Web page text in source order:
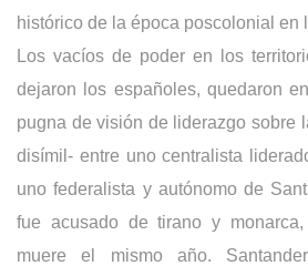
histórico de la época poscolonial en
Los vacíos de poder en los
dejaron los españoles, quedaron
pugna de visión de liderazgo sobre
disímil- entre uno centralista
uno federalista y autónomo de
fue acusado de tirano y
muere el mismo año.